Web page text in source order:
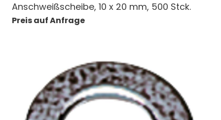
Anschweißscheibe, 10 x 20 mm, 500 Stck.
Preis auf Anfrage